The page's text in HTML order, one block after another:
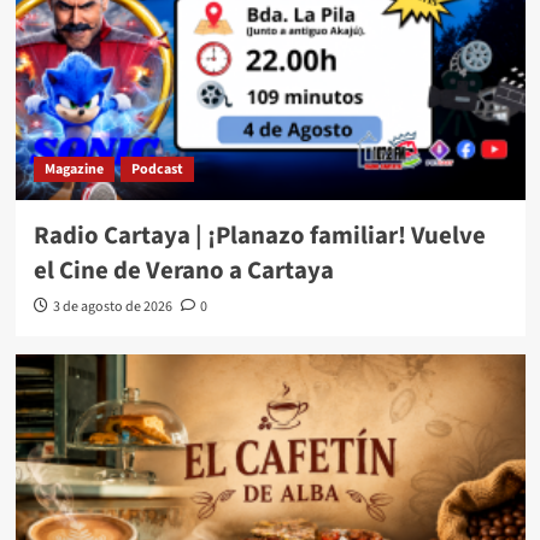
Magazine Podcast
Radio Cartaya | ¡Planazo familiar! Vuelve
el Cine de Verano a Cartaya
3 de agosto de 2026 0